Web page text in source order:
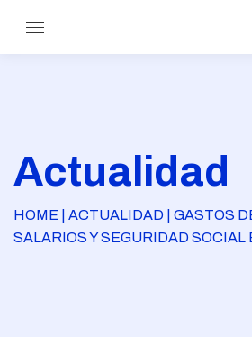
Actualidad
HOME | ACTUALIDAD | GASTOS
SALARIOS Y SEGURIDAD